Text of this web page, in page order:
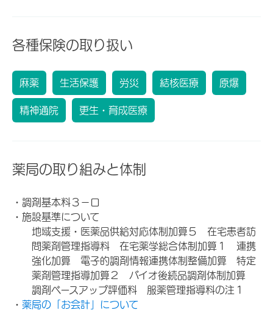
各種保険の取り扱い
麻薬 生活保護 労災 結核医療 原爆
精神通院 更生・育成医療
薬局の取り組みと体制
・調剤基本料３－ロ
・施設基準について
地域支援・医薬品供給対応体制加算５ 在宅患者訪
問薬剤管理指導料 在宅薬学総合体制加算１ 連携
強化加算 電子的調剤情報連携体制整備加算 特定
薬剤管理指導加算２ バイオ後続品調剤体制加算
調剤ベースアップ評価料 服薬管理指導料の注１
・ 薬局の「お会計」について